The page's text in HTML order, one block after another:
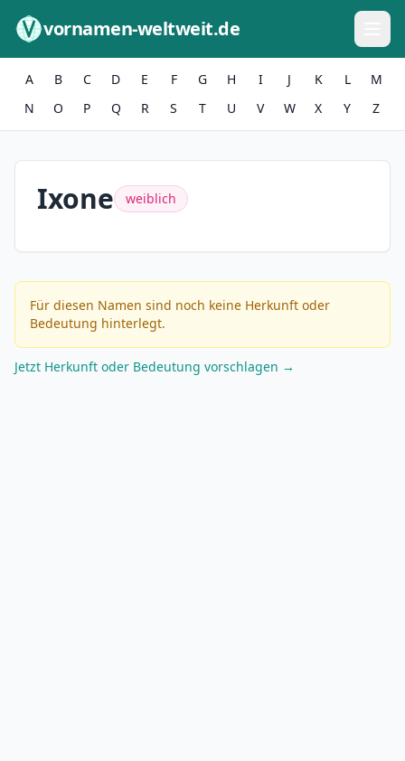
vornamen-weltweit.de
A B C D E F G H I J K L
M
N
O P Q R S T U V W X Y Z
Ixone weiblich
Für diesen Namen sind noch keine Herkunft oder
Bedeutung hinterlegt.
Jetzt Herkunft oder Bedeutung vorschlagen →